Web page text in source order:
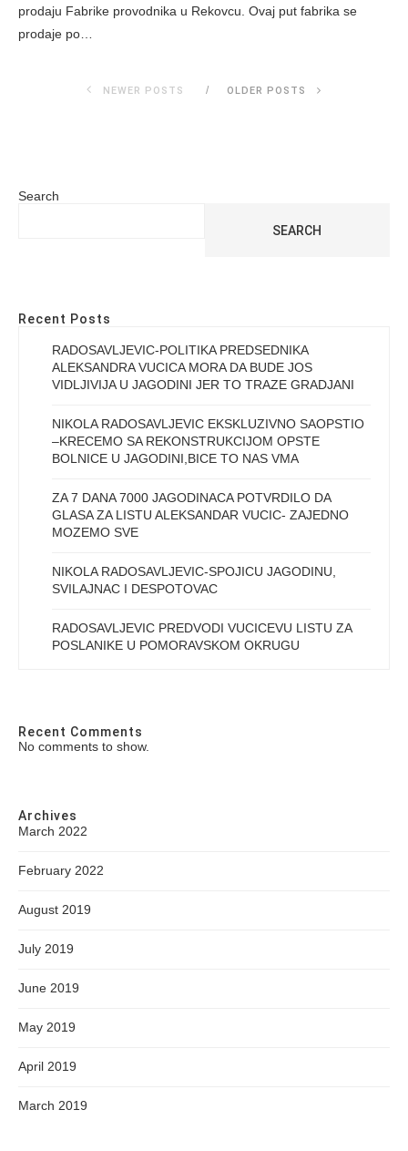
prodaju Fabrike provodnika u Rekovcu. Ovaj put fabrika se
prodaje po…
NEWER POSTS OLDER POSTS
Search
SEARCH
Recent Posts
RADOSAVLJEVIC-POLITIKA PREDSEDNIKA
ALEKSANDRA VUCICA MORA DA BUDE JOS
VIDLJIVIJA U JAGODINI JER TO TRAZE GRADJANI
NIKOLA RADOSAVLJEVIC EKSKLUZIVNO SAOPSTIO
–KRECEMO SA REKONSTRUKCIJOM OPSTE
BOLNICE U JAGODINI,BICE TO NAS VMA
ZA 7 DANA 7000 JAGODINACA POTVRDILO DA
GLASA ZA LISTU ALEKSANDAR VUCIC- ZAJEDNO
MOZEMO SVE
NIKOLA RADOSAVLJEVIC-SPOJICU JAGODINU,
SVILAJNAC I DESPOTOVAC
RADOSAVLJEVIC PREDVODI VUCICEVU LISTU ZA
POSLANIKE U POMORAVSKOM OKRUGU
Recent Comments
No comments to show.
Archives
March 2022
February 2022
August 2019
July 2019
June 2019
May 2019
April 2019
March 2019